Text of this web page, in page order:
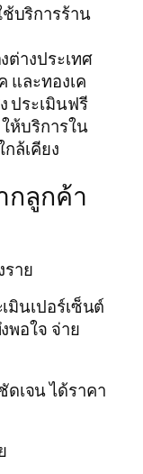
บริการร้าน
ต่างประเทศ
และทองเค
ประเมินฟรี
ห้บริการใน
ล้เคียง
กลูกค้า
ราย
มินเปอร์เซ็นต์
พอใจ จ่าย
ดเจน ได้ราคา